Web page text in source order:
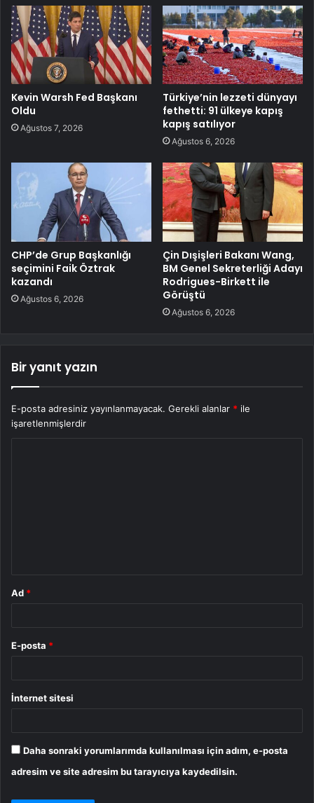
Kevin Warsh Fed Başkanı
Oldu
Ağustos 7, 2026
Türkiye’nin lezzeti dünyayı
fethetti: 91 ülkeye kapış
kapış satılıyor
Ağustos 6, 2026
CHP’de Grup Başkanlığı
seçimini Faik Öztrak
kazandı
Ağustos 6, 2026
Çin Dışişleri Bakanı Wang,
BM Genel Sekreterliği Adayı
Rodrigues-Birkett ile
Görüştü
Ağustos 6, 2026
Bir yanıt yazın
E-posta adresiniz yayınlanmayacak. Gerekli alanlar * ile
işaretlenmişlerdir
Ad *
E-posta *
İnternet sitesi
Daha sonraki yorumlarımda kullanılması için adım, e-posta
adresim ve site adresim bu tarayıcıya kaydedilsin.